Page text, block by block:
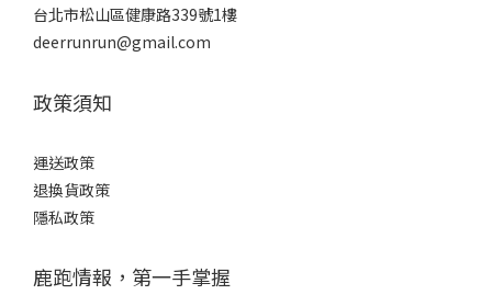
台北市松山區健康路339號1樓
deerrunrun@gmail.com
政策須知
運送政策
退換貨政策
隱私政策
鹿跑情報，第一手掌握